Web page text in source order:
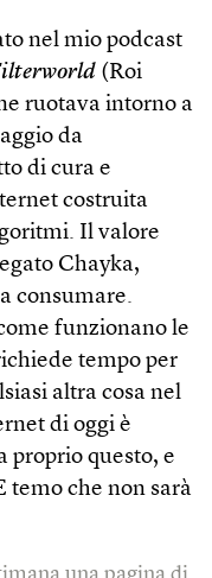
nel mio podcast
(Roi
ruotava intorno a
da
di cura e
costruita
Il valore
Chayka,
consumare.
funzionano le
tempo per
altra cosa nel
di oggi è
proprio questo, e
temo che non sarà